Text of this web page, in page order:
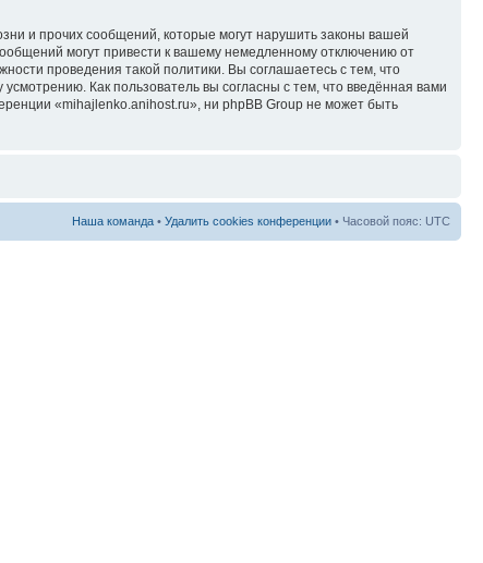
и прочих сообщений, которые могут нарушить законы вашей
могут привести к вашему немедленному отключению от
проведения такой политики. Вы соглашаетесь с тем, что
Как пользователь вы согласны с тем, что введённая вами
«mihajlenko.anihost.ru», ни phpBB Group не может быть
Наша команда • Удалить cookies конференции • Часовой пояс: UTC